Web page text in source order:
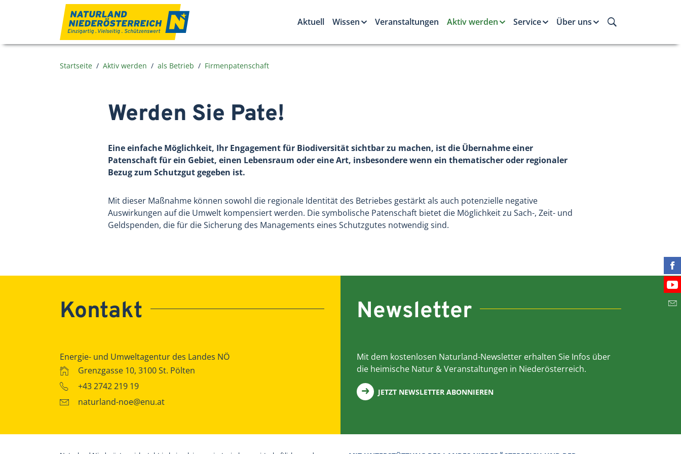
Aktuell
Wissen Veranstaltungen Aktiv werden Service Über uns
Startseite Aktiv werden als Betrieb Firmenpatenschaft
Werden Sie Pate!
Eine einfache Möglichkeit, Ihr Engagement für Biodiversität sichtbar zu machen, ist die Übernahme einer
Patenschaft für ein Gebiet, einen Lebensraum oder eine Art, insbesondere wenn ein thematischer oder regionaler
Bezug zum Schutzgut gegeben ist.
Mit dieser Maßnahme können sowohl die regionale Identität des Betriebes gestärkt als auch potenzielle negative
Auswirkungen auf die Umwelt kompensiert werden. Die symbolische Patenschaft bietet die Möglichkeit zu Sach-, Zeit- und
Geldspenden, die für die Sicherung des Managements eines Schutzgutes notwendig sind.
Newsletter
Mit dem kostenlosen Naturland-Newsletter erhalten Sie Infos über
die heimische Natur & Veranstaltungen in Niederösterreich.
JETZT NEWSLETTER ABONNIEREN
Kontakt
Energie- und Umweltagentur des Landes NÖ
Grenzgasse 10, 3100 St. Pölten
+43 2742 219 19
naturland-noe@enu.at